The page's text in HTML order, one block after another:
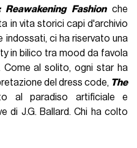
Fashionche
in vita storici capi d'archivio
ci ha riservato una
in bilico tra mood da favola
Come al solito, ogni star ha
del dress code, The
al paradiso artificiale e
di J.G. Ballard. Chi ha colto